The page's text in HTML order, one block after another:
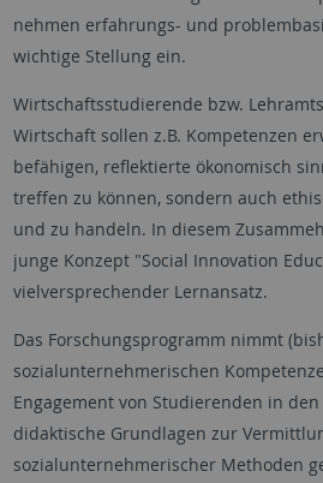
nehmen erfahrungs- und
wichtige Stellung ein.
Wirtschaftsstudierende bzw.
Wirtschaft sollen z.B. Kompetenzen
befähigen, reflektierte ökonomisch
treffen zu können, sondern auch
und zu handeln. In diesem
junge Konzept "Social Innovation
vielversprechender Lernansatz.
Das Forschungsprogramm nimmt
sozialunternehmerischen
Engagement von Studierenden in den
didaktische Grundlagen zur
sozialunternehmerischer Methoden